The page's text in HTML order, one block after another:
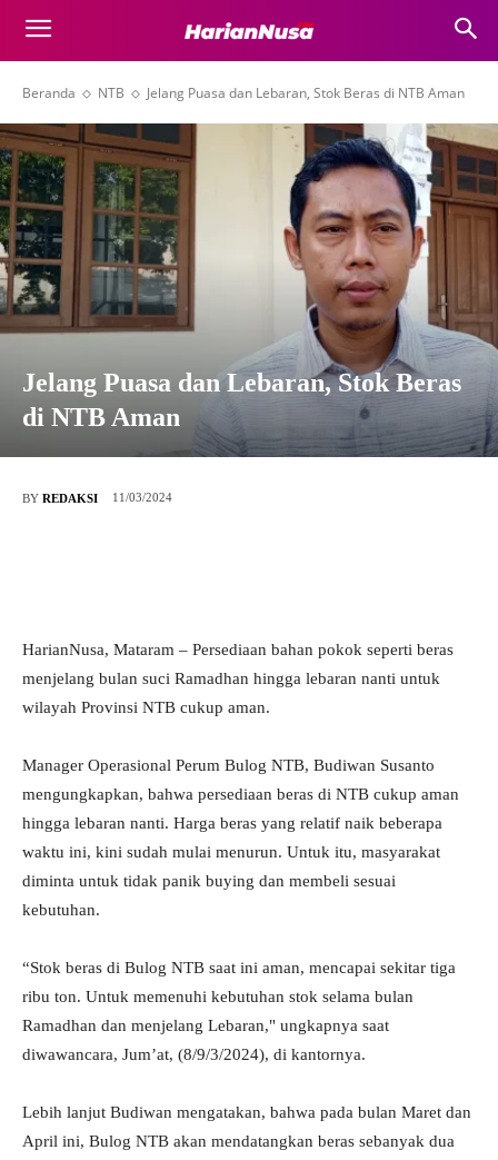
Beranda NTB Jelang Puasa dan Lebaran, Stok Beras di NTB Aman
Jelang Puasa dan Lebaran, Stok Beras
di NTB Aman
BY REDAKSI 11/03/2024
HarianNusa, Mataram – Persediaan bahan pokok seperti beras
menjelang bulan suci Ramadhan hingga lebaran nanti untuk
wilayah Provinsi NTB cukup aman.
Manager Operasional Perum Bulog NTB, Budiwan Susanto
mengungkapkan, bahwa persediaan beras di NTB cukup aman
hingga lebaran nanti. Harga beras yang relatif naik beberapa
waktu ini, kini sudah mulai menurun. Untuk itu, masyarakat
diminta untuk tidak panik buying dan membeli sesuai
kebutuhan.
“Stok beras di Bulog NTB saat ini aman, mencapai sekitar tiga
ribu ton. Untuk memenuhi kebutuhan stok selama bulan
Ramadhan dan menjelang Lebaran," ungkapnya saat
diwawancara, Jum’at, (8/9/3/2024), di kantornya.
Lebih lanjut Budiwan mengatakan, bahwa pada bulan Maret dan
April ini, Bulog NTB akan mendatangkan beras sebanyak dua